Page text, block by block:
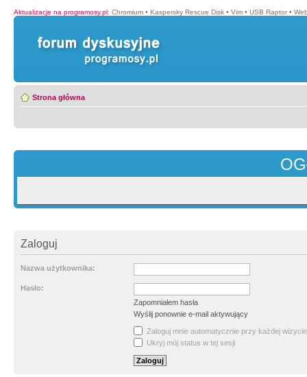
Aktualizacje na programosy.pl: Chromium • Kaspersky Rescue Disk • Vim • USB Raptor •
Strona główna
Zaloguj
Nazwa użytkownika:
Hasło:
Zapomniałem hasła
Wyślij ponownie e-mail aktywujący
Zaloguj mnie automatycznie przy każdej wizycie
Ukryj mój status w tej sesji